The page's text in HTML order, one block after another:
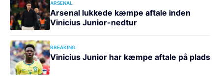
ARSENAL
Arsenal lukkede kæmpe aftale inden
Vinicius Junior-nedtur
BREAKING
Vinicius Junior har kæmpe aftale på plads